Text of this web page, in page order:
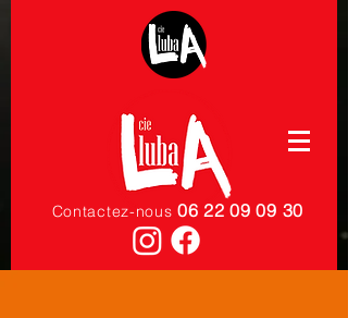
Contactez-nous 06 22 09 09 30